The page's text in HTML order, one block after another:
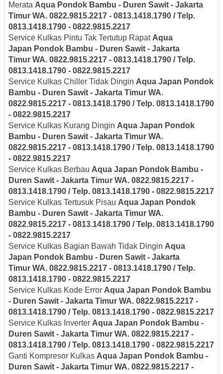
Merata Aqua Pondok Bambu - Duren Sawit - Jakarta
Timur WA. 0822.9815.2217 - 0813.1418.1790 / Telp.
0813.1418.1790 - 0822.9815.2217
Service Kulkas Pintu Tak Tertutup Rapat Aqua
Japan Pondok Bambu - Duren Sawit - Jakarta
Timur WA. 0822.9815.2217 - 0813.1418.1790 / Telp.
0813.1418.1790 - 0822.9815.2217
Service Kulkas Chiller Tidak Dingin Aqua Japan Pondok
Bambu - Duren Sawit - Jakarta Timur WA.
0822.9815.2217 - 0813.1418.1790 / Telp. 0813.1418.1790
- 0822.9815.2217
Service Kulkas Kurang Dingin Aqua Japan Pondok
Bambu - Duren Sawit - Jakarta Timur WA.
0822.9815.2217 - 0813.1418.1790 / Telp. 0813.1418.1790
- 0822.9815.2217
Service Kulkas Berbau Aqua Japan Pondok Bambu -
Duren Sawit - Jakarta Timur WA. 0822.9815.2217 -
0813.1418.1790 / Telp. 0813.1418.1790 - 0822.9815.2217
Service Kulkas Tertusuk Pisau Aqua Japan Pondok
Bambu - Duren Sawit - Jakarta Timur WA.
0822.9815.2217 - 0813.1418.1790 / Telp. 0813.1418.1790
- 0822.9815.2217
Service Kulkas Bagian Bawah Tidak Dingin Aqua
Japan Pondok Bambu - Duren Sawit - Jakarta
Timur WA. 0822.9815.2217 - 0813.1418.1790 / Telp.
0813.1418.1790 - 0822.9815.2217
Service Kulkas Kode Error Aqua Japan Pondok Bambu
- Duren Sawit - Jakarta Timur WA. 0822.9815.2217 -
0813.1418.1790 / Telp. 0813.1418.1790 - 0822.9815.2217
Service Kulkas Inverter Aqua Japan Pondok Bambu -
Duren Sawit - Jakarta Timur WA. 0822.9815.2217 -
0813.1418.1790 / Telp. 0813.1418.1790 - 0822.9815.2217
Ganti Kompresor Kulkas Aqua Japan Pondok Bambu -
Duren Sawit - Jakarta Timur WA. 0822.9815.2217 -